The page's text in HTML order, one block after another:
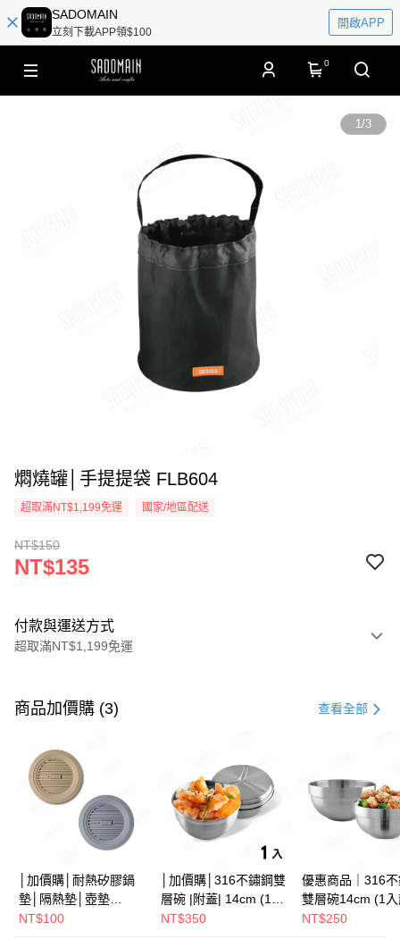
SADOMAIN
立刻下載APP領$100
開啟APP
0
1/3
燜燒罐│手提提袋 FLB604
超取滿NT$1,199免運 國家/地區配送
NT$150
NT$135
付款與運送方式
超取滿NT$1,199免運
信用卡一次付款
Apple Pay
街口支付
Google Pay
全盈+PAY
商品加價購 (3) 查看全部
│加價購│耐熱矽膠鍋
墊│隔熱墊│壺墊
NT$100
│加價購│316不鏽鋼雙
層碗 |附蓋| 14cm (1入
散裝) SG0141
NT$350
優惠商品｜316
雙層碗14cm (1
SG0140
NT$250